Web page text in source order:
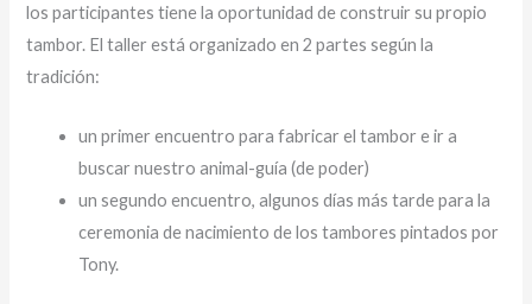
los participantes tiene la oportunidad de construir su propio
tambor. El taller está organizado en 2 partes según la
tradición:
un primer encuentro para fabricar el tambor e ir a
buscar nuestro animal-guía (de poder)
un segundo encuentro, algunos días más tarde para la
ceremonia de nacimiento de los tambores pintados por
Tony.